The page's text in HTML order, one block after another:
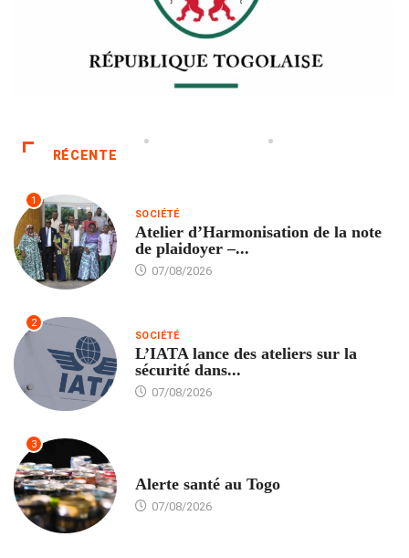
RÉCENTE
1
SOCIÉTÉ
Atelier d’Harmonisation de la note
de plaidoyer –...
07/08/2026
2
SOCIÉTÉ
L’IATA lance des ateliers sur la
sécurité dans...
07/08/2026
3
Alerte santé au Togo
07/08/2026